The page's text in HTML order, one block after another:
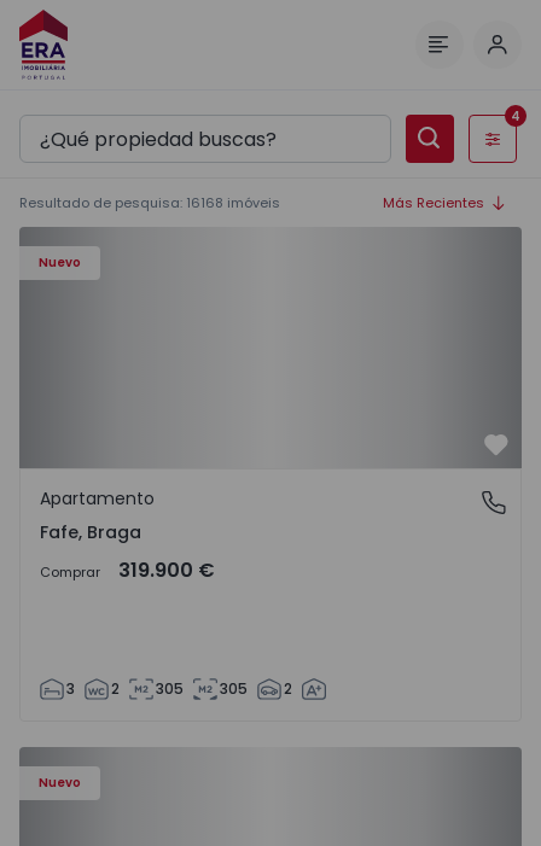
Filtros
4
Resultado de pesquisa: 16168 imóveis Más Recientes
Nuevo
Fafe, Braga
Apartamento
Fafe, Braga
Comprar 319.900 €
3 2 305 305 2
Nuevo